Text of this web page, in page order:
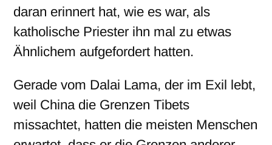
daran erinnert hat, wie es war, als
katholische Priester ihn mal zu etwas
Ähnlichem aufgefordert hatten.
Gerade vom Dalai Lama, der im Exil lebt,
weil China die Grenzen Tibets
missachtet, hatten die meisten Menschen